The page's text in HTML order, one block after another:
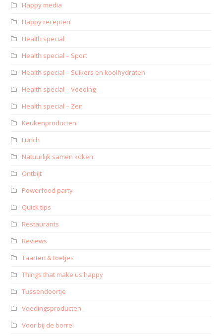
Happy media
Happy recepten
Health special
Health special – Sport
Health special – Suikers en koolhydraten
Health special – Voeding
Health special – Zen
Keukenproducten
Lunch
Natuurlijk samen koken
Ontbijt
Powerfood party
Quick tips
Restaurants
Reviews
Taarten & toetjes
Things that make us happy
Tussendoortje
Voedingsproducten
Voor bij de borrel